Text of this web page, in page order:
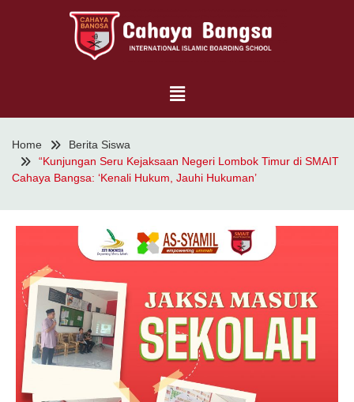
Home
Berita Siswa
“Kunjungan Seru Kejaksaan Negeri Lombok Timur di SMAIT
Cahaya Bangsa: ‘Kenali Hukum, Jauhi Hukuman’